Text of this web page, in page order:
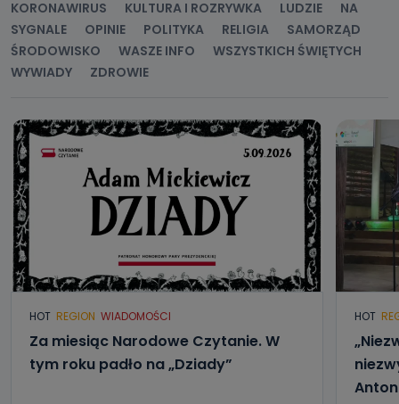
KORONAWIRUS
KULTURA I ROZRYWKA LUDZIE
NA
SYGNALE
OPINIE POLITYKA RELIGIA
SAMORZĄD
ŚRODOWISKO
WASZE INFO
WSZYSTKICH ŚWIĘTYCH
WYWIADY
ZDROWIE
HOT REGION WIADOMOŚCI
Za miesiąc Narodowe Czytanie. W
tym roku padło na „Dziady”
HOT